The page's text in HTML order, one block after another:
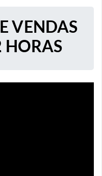
VENDAS
HORAS